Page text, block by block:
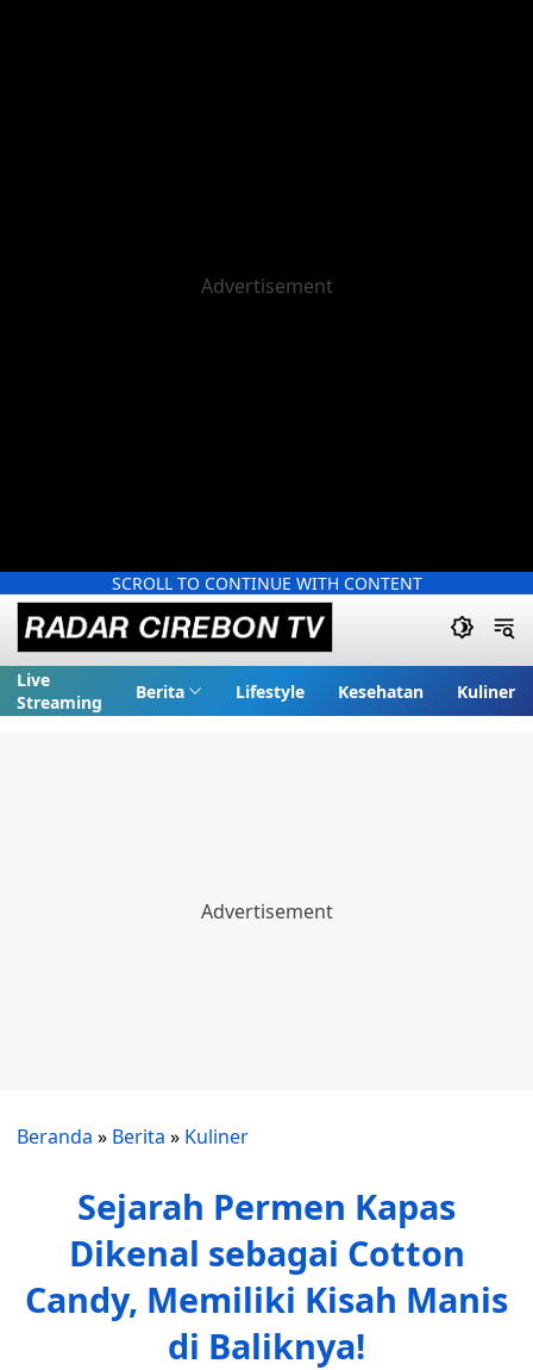
SCROLL TO CONTINUE WITH CONTENT
Live
Streaming
Berita Lifestyle Kesehatan Kuliner
Beranda » Berita » Kuliner
Sejarah Permen Kapas
Dikenal sebagai Cotton
Candy, Memiliki Kisah Manis
di Baliknya!